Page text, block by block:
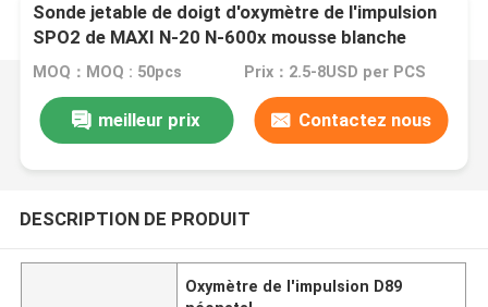
Sonde jetable de doigt d'oxymètre de l'impulsion
SPO2 de MAXI N-20 N-600x mousse blanche
infantile de N-ellcor Oxi-max DB9 9pin
MOQ：MOQ : 50pcs Prix：2.5-8USD per PCS
meilleur prix Contactez nous
DESCRIPTION DE PRODUIT
Oxymètre de l'impulsion D89